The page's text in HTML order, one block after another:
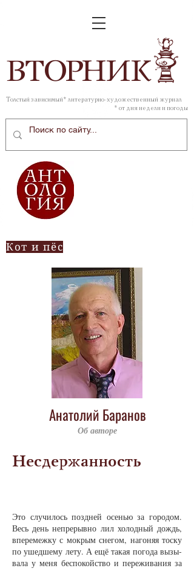
ВТОРНИК
Толстый зависимый* литературно-художественный журнал
* от дня недели и погоды
Кот и пёс
Анатолий Баранов
Об авторе
Несдержанность
Это слу­чи­лось позд­ней осенью за го­ро­дом.
Весь день не­пре­рыв­но лил хо­лод­ный до­ждь,
впе­ре­меж­ку с мок­рым сне­гом, на­го­няя тос­ку
по ушед­ше­му ле­ту. А ещё та­кая по­го­да вы­зы­
ва­ла у ме­ня бес­по­койст­во и пе­ре­жи­ва­ния за